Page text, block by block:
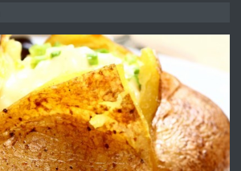
преди 1 година
Първи поход "По стъпките на Ангел
Войвода"